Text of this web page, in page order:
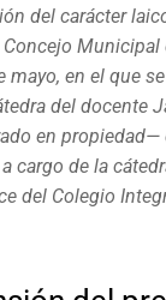
del carácter
Municipal
mayo, en el que
del docente
en propiedad—
cargo de la
del Colegio